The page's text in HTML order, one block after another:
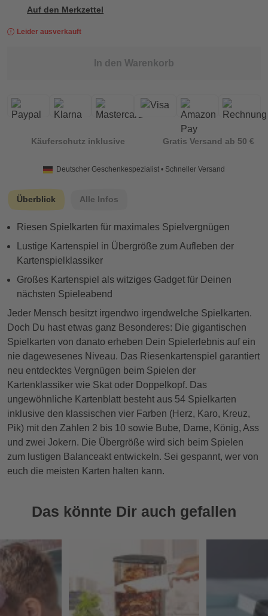
Auf den Merkzettel
Leider ausverkauft
In den Warenkorb
Käuferschutz inklusive Gratis Versand ab 50 €
Deutscher Geschenkespezialist • Schneller Versand
Überblick Alle Infos
Riesen Spielkarten für maximales Spielvergnügen
Lustige Kartenspiel in Übergröße zum Aufleben der
Kartenspielklassiker
Großes Kartenspiel als witziges Gadget für Deinen
nächsten Spieleabend
Jeder Mensch besitzt irgendwo irgendwelche Spielkarten.
Doch Du hast etwas ganz Besonderes: Die gigantischen
Spielkarten von danato erheben Dein Spielerlebnis auf ein
nie dagewesenes Niveau. Das Riesenkartenspiel garantiert
neu entdecktes Vergnügen beim Spielen der
Kartenklassiker wie Skat oder Doppelkopf. Das
ungewöhnliche Kartenblatt besteht aus 54 Spielkarten
inklusive den klassischen vier Farben (Herz, Karo, Kreuz,
Pik) mit den Zahlen 2 bis 10 sowie Bube, Dame, König, Ass
und zwei Jokern. Die Übergröße wird sich beim Spielen
zum lustigen Balanceakt entwickeln. Sei gespannt, wer von
euch die meisten Karten halten kann.
Das könnte Dir auch gefallen